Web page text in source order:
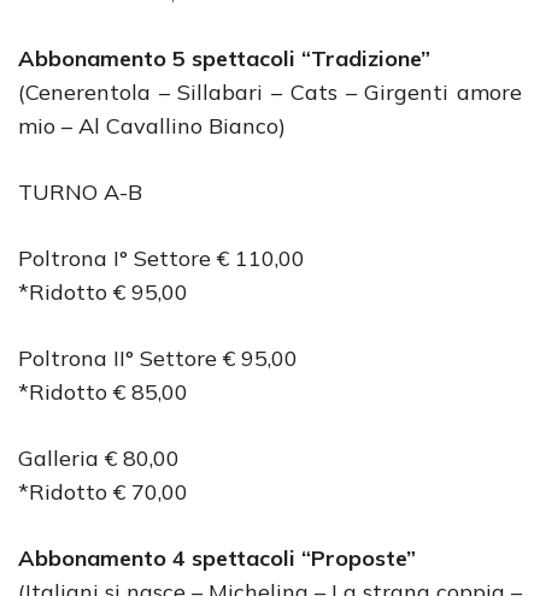
Abbonamento 5 spettacoli “Tradizione”
(Cenerentola – Sillabari – Cats – Girgenti amore
mio – Al Cavallino Bianco)
TURNO A-B
Poltrona I° Settore € 110,00
*Ridotto € 95,00
Poltrona II° Settore € 95,00
*Ridotto € 85,00
Galleria € 80,00
*Ridotto € 70,00
Abbonamento 4 spettacoli “Proposte”